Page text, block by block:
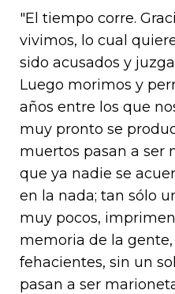
"El tiempo corre.
vivimos, lo cual
sido acusados y
Luego morimos y
años entre los que
muy pronto se
muertos pasan a ser
que ya nadie se
en la nada; tan sólo
muy pocos,
memoria de la
fehacientes, sin un
pasan a ser